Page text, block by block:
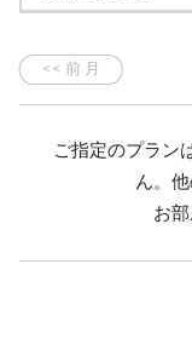
ご指定のプラン
ん。
お